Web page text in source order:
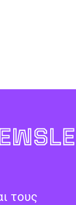
τους